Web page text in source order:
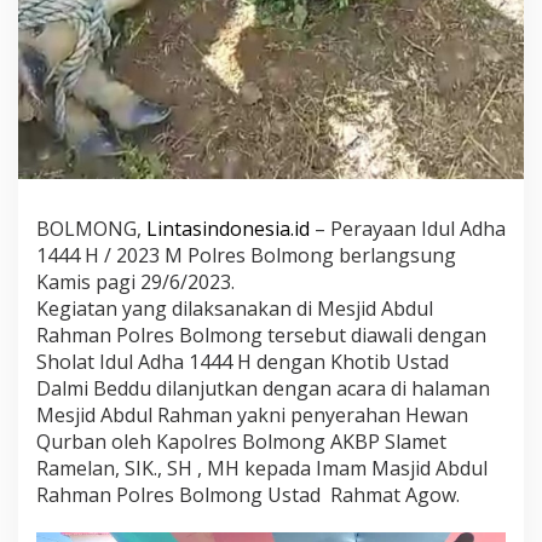
i
m
p
i
n
P
e
n
y
e
h
a
n
H
e
w
a
n
Q
u
BOLMONG, Lintasindonesia.id – Perayaan Idul Adha
1444 H / 2023 M Polres Bolmong berlangsung
Kamis pagi 29/6/2023.
Kegiatan yang dilaksanakan di Mesjid Abdul
Rahman Polres Bolmong tersebut diawali dengan
Sholat Idul Adha 1444 H dengan Khotib Ustad
Dalmi Beddu dilanjutkan dengan acara di halaman
Mesjid Abdul Rahman yakni penyerahan Hewan
Qurban oleh Kapolres Bolmong AKBP Slamet
Ramelan, SIK., SH , MH kepada Imam Masjid Abdul
Rahman Polres Bolmong Ustad Rahmat Agow.